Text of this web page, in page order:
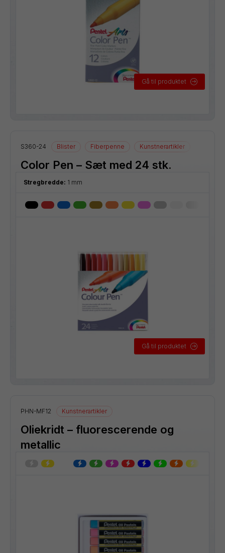
Gå til produktet
S360-24 Blister Fiberpenne Kunstnerartikler
Color Pen – Sæt med 24 stk.
Stregbredde: 1 mm
Gå til produktet
PHN-MF12 Kunstnerartikler
Oliekridt – fluorescerende og
metallic